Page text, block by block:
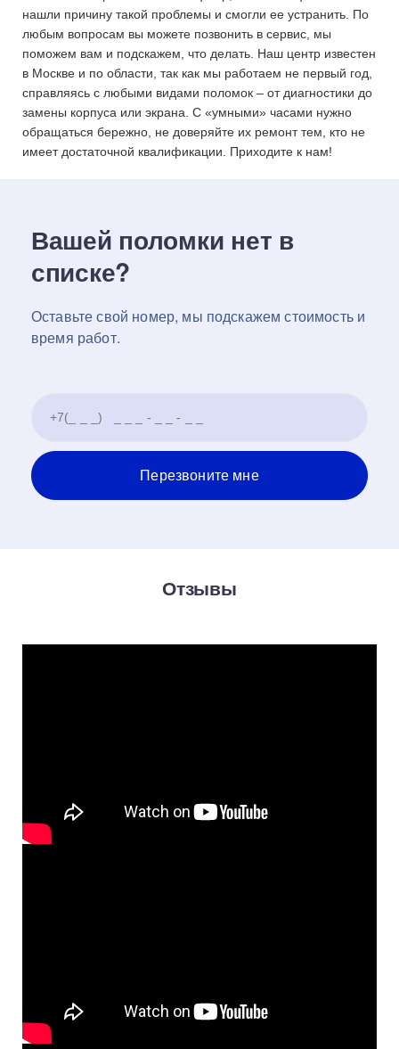
нашли причину такой проблемы и смогли ее устранить. По
любым вопросам вы можете позвонить в сервис, мы
поможем вам и подскажем, что делать. Наш центр известен
в Москве и по области, так как мы работаем не первый год,
справляясь с любыми видами поломок – от диагностики до
замены корпуса или экрана. С «умными» часами нужно
обращаться бережно, не доверяйте их ремонт тем, кто не
имеет достаточной квалификации. Приходите к нам!
Вашей поломки нет в
списке?
Оставьте свой номер, мы подскажем стоимость и
время работ.
Отзывы